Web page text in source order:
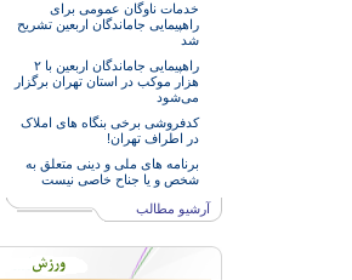
خدمات‌ ناوگان عمومی برای
راهپیمایی جاماندگان اربعین تشریح
شد
راهپیمایی جاماندگان اربعین با ۲
هزار موکب در استان تهران برگزار
می‌شود
کدفروشی برخی بنگاه های املاک
در اطراف تهران!
برنامه های ملی و دینی متعلق به
شخص و یا جناح خاصی نیست
آرشیو مطالب